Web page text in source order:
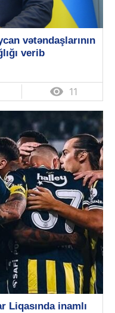
vətəndaşlarının
verib
 11
Liqasında inamlı